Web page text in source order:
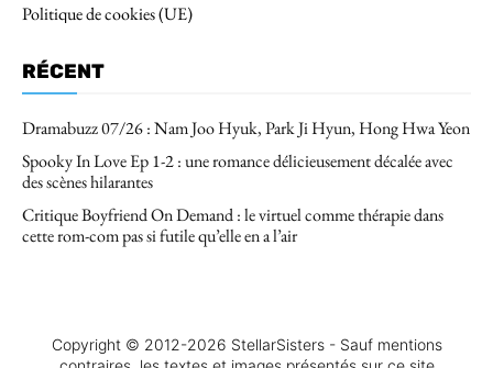
Politique de cookies (UE)
RÉCENT
Dramabuzz 07/26 : Nam Joo Hyuk, Park Ji Hyun, Hong Hwa Yeon
Spooky In Love Ep 1-2 : une romance délicieusement décalée avec
des scènes hilarantes
Critique Boyfriend On Demand : le virtuel comme thérapie dans
cette rom-com pas si futile qu’elle en a l’air
Copyright © 2012-2026 StellarSisters - Sauf mentions